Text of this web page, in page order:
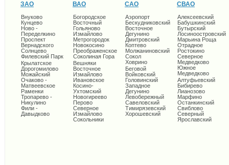
ЗАО
Внуково
Кунцево
Ново -
Переделкино
Проспект
Вернадского
Солнцево
Филевский Парк
Крылатское
Дорогомилово
Можайский
Очаково -
Матвеевское
Раменки
Тропарево -
Никулино
Фили -
Давыдково
ВАО
Богородское
Восточный
Гольяново
Измайлово
Метрогородок
Новокосино
Преображенское
Соколиная Гора
Вешняки
Восточное
Измайлово
Ивановское
Косино-
Ухтомский
Новогиреево
Перово
Северное
Измайлово
Сокольники
САО
Аэропорт
Бескудниковский
Восточное
Дегунино
Дмитровский
Коптево
Молжаниновский
Сокол
Ховрино
Беговой
Войковский
Головинский
Западное
Дегунино
Левобережный
Савеловский
Тимирязевский
Хорошевский
СВАО
Алексеевский
Бабушкинский
Бутырский
Лосиноостровский
Марьина Роща
Отрадное
Ростокино
Северное
Медведково
Южное
Медведково
Алтуфьевский
Бибирево
Лианозово
Марфино
Останкинский
Свиблово
Северный
Ярославский